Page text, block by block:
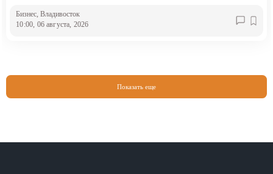
Бизнес, Владивосток
10:00, 06 августа, 2026
Показать еще